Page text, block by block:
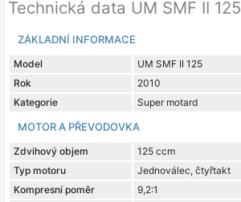
Technická data UM SMF II 125
ZÁKLADNÍ INFORMACE
Model
UM SMF II 125
Rok
2010
Kategorie
Super motard
MOTOR A PŘEVODOVKA
Zdvihový objem
125 ccm
Typ motoru
Jednoválec, čtyřtakt
Kompresní poměr
9,2:1